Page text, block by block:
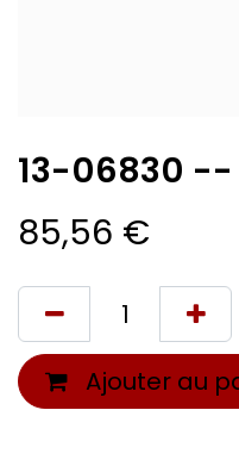
13-06830 --
85,56 €
Ajouter au